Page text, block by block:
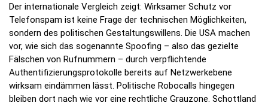
Der internationale Vergleich zeigt: Wirksamer Schutz vor
Telefonspam ist keine Frage der technischen Möglichkeiten,
sondern des politischen Gestaltungswillens. Die USA machen
vor, wie sich das sogenannte Spoofing – also das gezielte
Fälschen von Rufnummern – durch verpflichtende
Authentifizierungsprotokolle bereits auf Netzwerkebene
wirksam eindämmen lässt. Politische Robocalls hingegen
bleiben dort nach wie vor eine rechtliche Grauzone. Schottland